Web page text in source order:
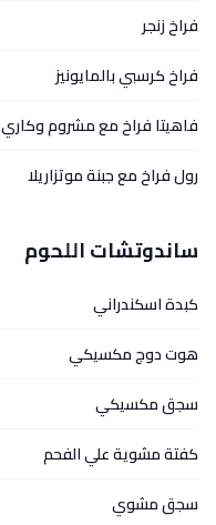
فراخ زنجر
فراخ كرسبي بالمايونيز
فاهيتا فراخ مع مشروم وكاري
رول فراخ مع جبنة موتزاريلا
ساندوتشات اللحوم
كبدة اسكندراني
هوت دوج مكسيكي
سجق مكسيكي
كفتة مشوية علي الفحم
سجق مشوي